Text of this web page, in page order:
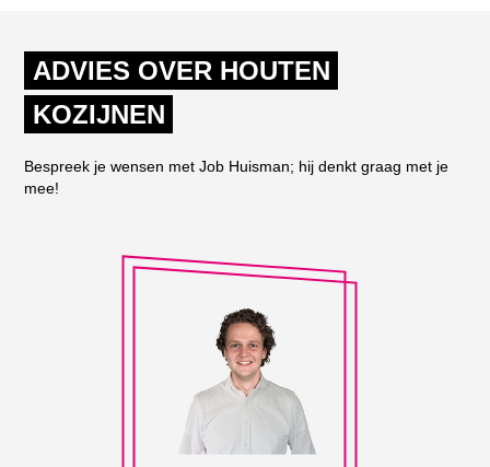
ADVIES OVER HOUTEN
KOZIJNEN
Bespreek je wensen met Job Huisman; hij denkt graag met je
mee!